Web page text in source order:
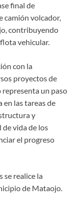
final de
camión volcador,
contribuyendo
vehicular.
con la
proyectos de
representa un paso
en las tareas de
y
vida de los
el progreso
se realice la
de Mataojo.